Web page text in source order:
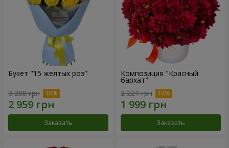
Букет "15 желтых роз"
3 288 грн
Заказать
Композиция "Красный
бархат"
2 221 грн
Заказать